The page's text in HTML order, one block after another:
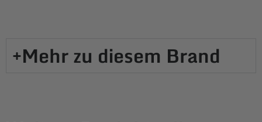
Mehr zu diesem Brand​